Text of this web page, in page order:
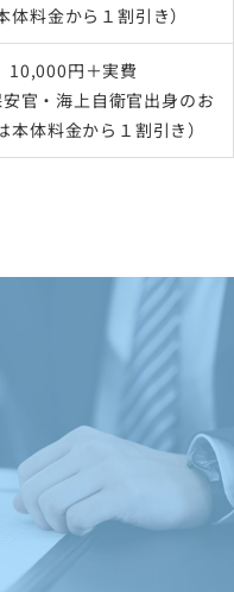
体料金から１割引き）
10,000円＋実費
安官・海上自衛官出身のお
本体料金から１割引き）